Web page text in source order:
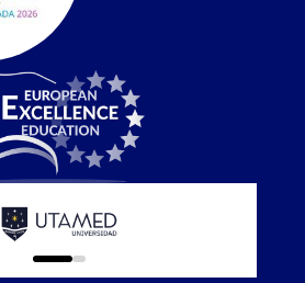
0
1